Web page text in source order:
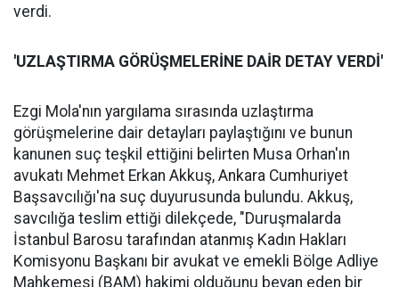
verdi.
'UZLAŞTIRMA GÖRÜŞMELERİNE DAİR DETAY VERDİ'
Ezgi Mola'nın yargılama sırasında uzlaştırma
görüşmelerine dair detayları paylaştığını ve bunun
kanunen suç teşkil ettiğini belirten Musa Orhan'ın
avukatı Mehmet Erkan Akkuş, Ankara Cumhuriyet
Başsavcılığı'na suç duyurusunda bulundu. Akkuş,
savcılığa teslim ettiği dilekçede, "Duruşmalarda
İstanbul Barosu tarafından atanmış Kadın Hakları
Komisyonu Başkanı bir avukat ve emekli Bölge Adliye
Mahkemesi (BAM) hakimi olduğunu beyan eden bir